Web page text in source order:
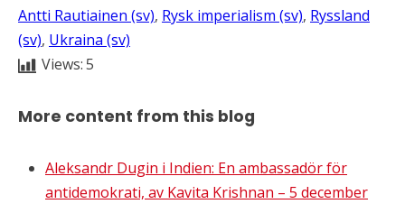
Antti Rautiainen (sv), Rysk imperialism (sv), Ryssland
(sv), Ukraina (sv)
Views:5
More content from this blog
Aleksandr Dugin i Indien: En ambassadör för
antidemokrati, av Kavita Krishnan – 5 december